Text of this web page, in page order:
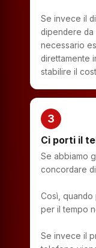
Se invece il
dipendere
necessario
direttamente
stabilire il
3
Ci porti il
Se abbiamo
concordare
Così,
per il tempo
Se invece il